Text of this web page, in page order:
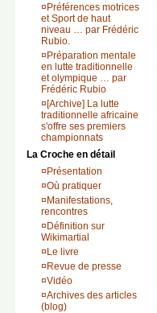
¤ Préférences motrices
et Sport de haut
niveau … par Frédéric
Rubio.
¤ Préparation mentale
en lutte traditionnelle
et olympique … par
Frédéric Rubio
¤[Archive] La lutte
traditionnelle africaine
s'offre ses premiers
championnats
La Croche en détail
¤ Présentation
¤Où pratiquer
¤ Manifestations,
rencontres
¤ Définition sur
Wikimartial
¤ Le livre
¤ Revue de presse
¤Vidéo
¤Archives des articles
(blog)